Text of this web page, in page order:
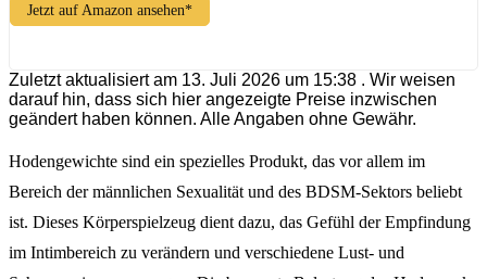
Jetzt auf Amazon ansehen*
Zuletzt aktualisiert am 13. Juli 2026 um 15:38 . Wir weisen
darauf hin, dass sich hier angezeigte Preise inzwischen
geändert haben können. Alle Angaben ohne Gewähr.
Hodengewichte sind ein spezielles Produkt, das vor allem im
Bereich der männlichen Sexualität und des BDSM-Sektors beliebt
ist. Dieses Körperspielzeug dient dazu, das Gefühl der Empfindung
im Intimbereich zu verändern und verschiedene Lust- und